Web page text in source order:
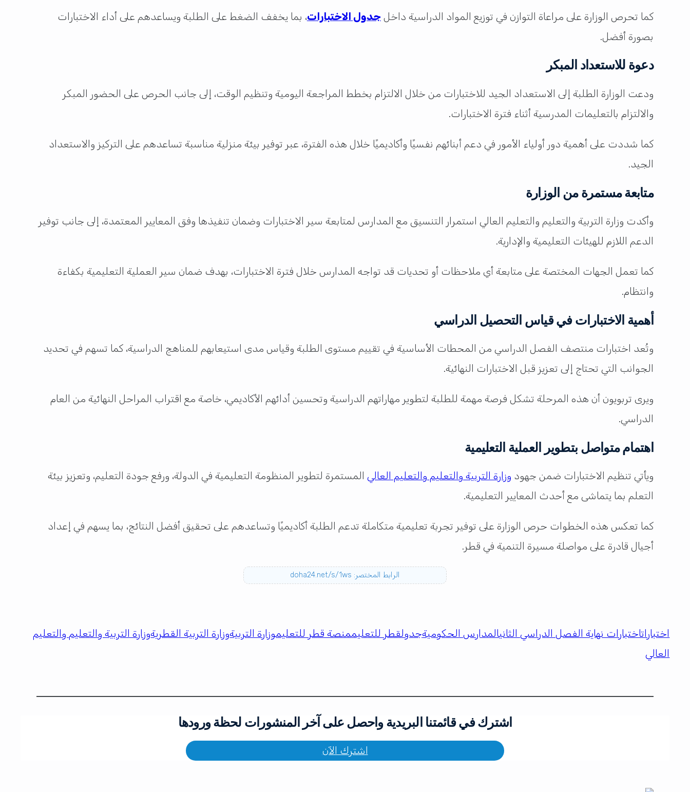
كما تحرص الوزارة على مراعاة التوازن في توزيع المواد الدراسية داخل جدول الاختبارات، بما يخفف الضغط على الطلبة ويساعدهم على أداء الاختبارات
بصورة أفضل.
دعوة للاستعداد المبكر
ودعت الوزارة الطلبة إلى الاستعداد الجيد للاختبارات من خلال الالتزام بخطط المراجعة اليومية وتنظيم الوقت، إلى جانب الحرص على الحضور المبكر
والالتزام بالتعليمات المدرسية أثناء فترة الاختبارات.
كما شددت على أهمية دور أولياء الأمور في دعم أبنائهم نفسيًا وأكاديميًا خلال هذه الفترة، عبر توفير بيئة منزلية مناسبة تساعدهم على التركيز والاستعداد
الجيد.
متابعة مستمرة من الوزارة
وأكدت وزارة التربية والتعليم والتعليم العالي استمرار التنسيق مع المدارس لمتابعة سير الاختبارات وضمان تنفيذها وفق المعايير المعتمدة، إلى جانب توفير
الدعم اللازم للهيئات التعليمية والإدارية.
كما تعمل الجهات المختصة على متابعة أي ملاحظات أو تحديات قد تواجه المدارس خلال فترة الاختبارات، بهدف ضمان سير العملية التعليمية بكفاءة
وانتظام.
أهمية الاختبارات في قياس التحصيل الدراسي
وتُعد اختبارات منتصف الفصل الدراسي من المحطات الأساسية في تقييم مستوى الطلبة وقياس مدى استيعابهم للمناهج الدراسية، كما تسهم في تحديد
الجوانب التي تحتاج إلى تعزيز قبل الاختبارات النهائية.
ويرى تربويون أن هذه المرحلة تشكل فرصة مهمة للطلبة لتطوير مهاراتهم الدراسية وتحسين أدائهم الأكاديمي، خاصة مع اقتراب المراحل النهائية من العام
الدراسي.
اهتمام متواصل بتطوير العملية التعليمية
ويأتي تنظيم الاختبارات ضمن جهود وزارة التربية والتعليم والتعليم العالي المستمرة لتطوير المنظومة التعليمية في الدولة، ورفع جودة التعليم، وتعزيز بيئة
التعلم بما يتماشى مع أحدث المعايير التعليمية.
كما تعكس هذه الخطوات حرص الوزارة على توفير تجربة تعليمية متكاملة تدعم الطلبة أكاديميًا وتساعدهم على تحقيق أفضل النتائج، بما يسهم في إعداد
أجيال قادرة على مواصلة مسيرة التنمية في قطر.
الرابط المختصر: doha24.net/s/1ws
اختباراتاختبارات نهاية الفصل الدراسي الثانيالمدارس الحكوميةجدولقطر للتعليممنصة قطر للتعليموزارة التربيةوزارة التربية القطريةوزارة التربية والتعليم والتعليم
العالي
اشترك في قائمتنا البريدية واحصل على آخر المنشورات لحظة ورودها
اشترك الآن